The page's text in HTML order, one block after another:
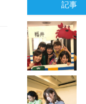
記事